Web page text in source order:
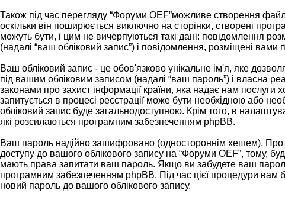
Також під час перегляду “Форуми OEF”можливе створення
оскільки він поширюється виключно на сторінки, створені
можуть бути, і цим не вичерпуються такі дані: повідомлення
(надалі “ваш обліковий запис”) і повідомлення, розміщені вами
Ваш обліковий запис - це обов'язково унікальне ім'я, яке
під вашим обліковим записом (надалі “ваш пароль”) і власна
законами про захист інформації країни, яка надає нам
запитується в процесі реєстрації може бути необхідною або
обліковий запис буде загальнодоступною. Крім того, в
які розсилаються програмним забезпеченням phpBB.
Ваш пароль надійно зашифровано (одностороннім хешем).
доступу до вашого облікового запису на “Форуми OEF”, тому,
мають права запитати ваш пароль. Якщо ви забудете ваш
програмним забезпеченням phpBB. Під час цієї процедури вам
новий пароль до вашого облікового запису.